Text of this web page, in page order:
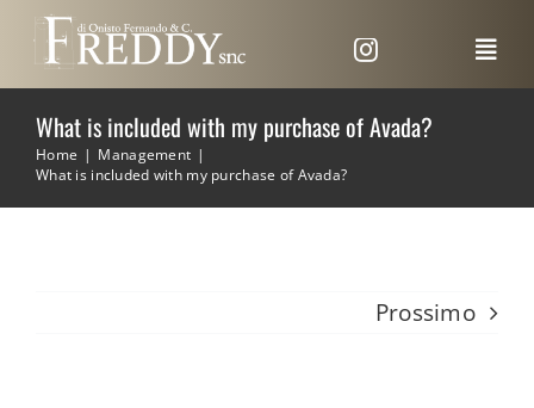
Salta
contenuto
HOME
What is included with my purchase of Avada?
Home
Management
What is included with my purchase of Avada?
Prossimo